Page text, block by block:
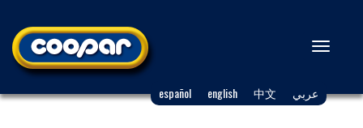
español english 中文 عربي
Toggle